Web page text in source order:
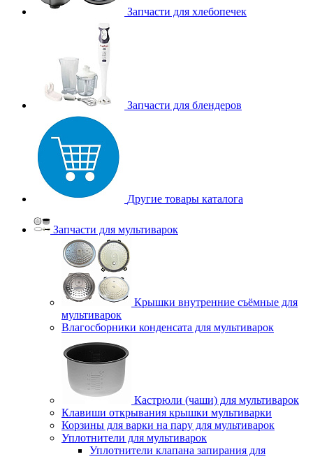
Запчасти для хлебопечек
Запчасти для блендеров
Другие товары каталога
Запчасти для мультиварок
Крышки внутренние съёмные для
мультиварок
Влагосборники конденсата для мультиварок
Кастрюли (чаши) для мультиварок
Клавиши открывания крышки мультиварки
Корзины для варки на пару для мультиварок
Уплотнители для мультиварок
Уплотнители клапана запирания для